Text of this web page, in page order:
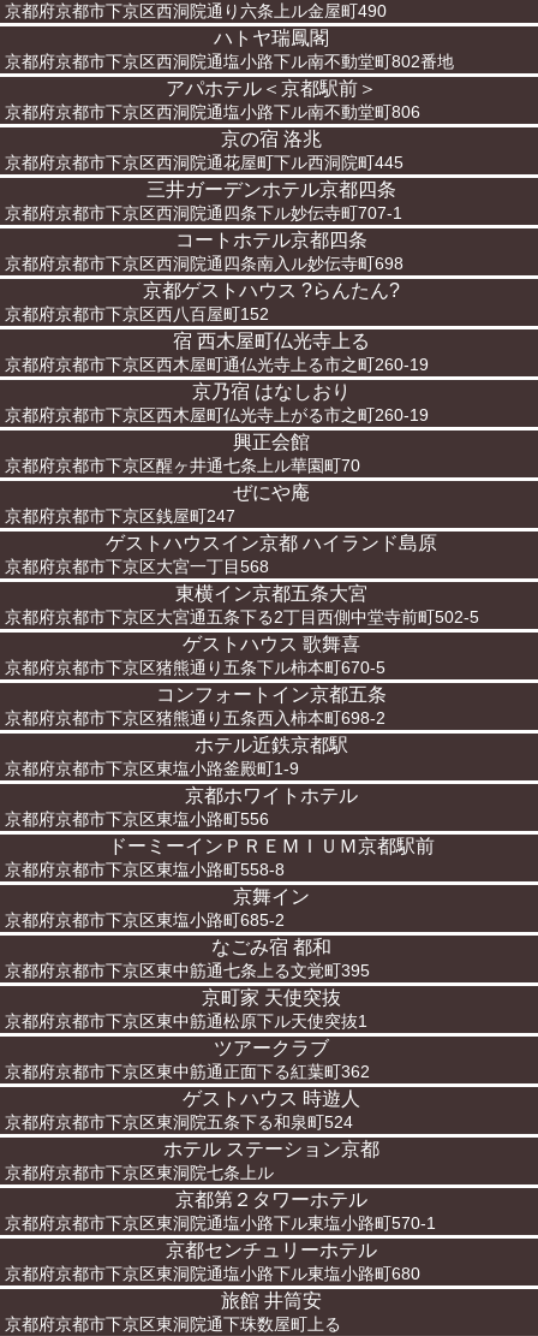
京都府京都市下京区西洞院通り六条上ル金屋町490
ハトヤ瑞鳳閣
京都府京都市下京区西洞院通塩小路下ル南不動堂町802番地
アパホテル＜京都駅前＞
京都府京都市下京区西洞院通塩小路下ル南不動堂町806
京の宿 洛兆
京都府京都市下京区西洞院通花屋町下ル西洞院町445
三井ガーデンホテル京都四条
京都府京都市下京区西洞院通四条下ル妙伝寺町707-1
コートホテル京都四条
京都府京都市下京区西洞院通四条南入ル妙伝寺町698
京都ゲストハウス ?らんたん?
京都府京都市下京区西八百屋町152
宿 西木屋町仏光寺上る
京都府京都市下京区西木屋町通仏光寺上る市之町260-19
京乃宿 はなしおり
京都府京都市下京区西木屋町仏光寺上がる市之町260-19
興正会館
京都府京都市下京区醒ヶ井通七条上ル華園町70
ぜにや庵
京都府京都市下京区銭屋町247
ゲストハウスイン京都 ハイランド島原
京都府京都市下京区大宮一丁目568
東横イン京都五条大宮
京都府京都市下京区大宮通五条下る2丁目西側中堂寺前町502-5
ゲストハウス 歌舞喜
京都府京都市下京区猪熊通り五条下ル柿本町670-5
コンフォートイン京都五条
京都府京都市下京区猪熊通り五条西入柿本町698-2
ホテル近鉄京都駅
京都府京都市下京区東塩小路釜殿町1-9
京都ホワイトホテル
京都府京都市下京区東塩小路町556
ドーミーインＰＲＥＭＩＵＭ京都駅前
京都府京都市下京区東塩小路町558-8
京舞イン
京都府京都市下京区東塩小路町685-2
なごみ宿 都和
京都府京都市下京区東中筋通七条上る文覚町395
京町家 天使突抜
京都府京都市下京区東中筋通松原下ル天使突抜1
ツアークラブ
京都府京都市下京区東中筋通正面下る紅葉町362
ゲストハウス 時遊人
京都府京都市下京区東洞院五条下る和泉町524
ホテル ステーション京都
京都府京都市下京区東洞院七条上ル
京都第２タワーホテル
京都府京都市下京区東洞院通塩小路下ル東塩小路町570-1
京都センチュリーホテル
京都府京都市下京区東洞院通塩小路下ル東塩小路町680
旅館 井筒安
京都府京都市下京区東洞院通下珠数屋町上る